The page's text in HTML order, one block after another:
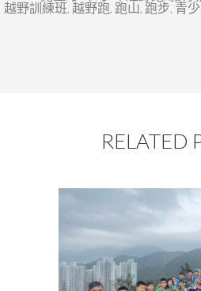
越野訓練班, 越野跑, 跑山, 跑步, 青
RELATED